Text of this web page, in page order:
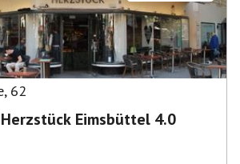
, 62
Eimsbüttel 4.0